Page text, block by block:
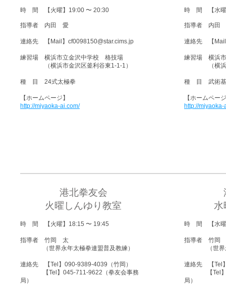
時 間 【火曜】 19:00 〜 20:30
指導者 内田 愛​
連絡先 【Mail】 cf0098150@star.cims.jp
練習場 横浜市立金沢中学校 格技場
（横浜市金沢区釜利谷東1-1-1）
種 目 24式太極拳
【ホームページ】
http://miyaoka-ai.com/
時 間 【水
指導者 内田
連絡先 【
練習場 横浜
（横浜市
種 目 武術基
【ホームペー
http://miyaoka-
港北拳友会
火曜しんゆり教室
時 間 【火曜】18:15 〜 19:45
指導者 竹岡 太
（世界永年太極拳連盟普及教練）
連絡先 【Tel】090-9389-4039（竹岡）
【Tel】045-711-9622（拳友会事務
局）
水
時 間 【水曜
指導者 竹岡
（世界永
連絡先 【Tel
【Tel】
局）